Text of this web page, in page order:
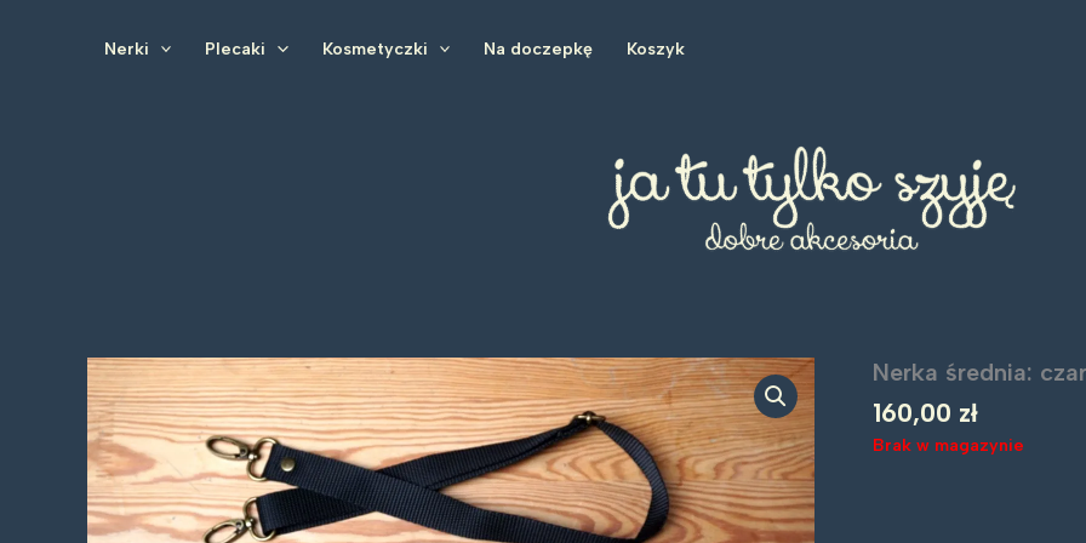
Nerki Plecaki Kosmetyczki Na doczepkę Koszyk
Nerka średnia:
160,00 zł
Brak w magazynie